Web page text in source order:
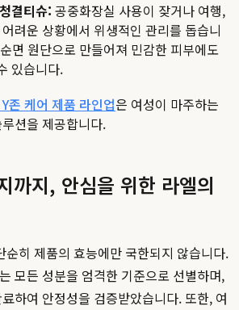
결티슈: 공중화장실 사용이 잦거나 여행,
려운 상황에서 위생적인 관리를 돕습니
면 원단으로 만들어져 민감한 피부에도
있습니다.
존 케어 제품 라인업은 여성이 마주하는
션을 제공합니다.
까지, 안심을 위한 라엘의
순히 제품의 효능에만 국한되지 않습니다.
모든 성분을 엄격한 기준으로 선별하며,
하여 안정성을 검증받았습니다. 또한, 여